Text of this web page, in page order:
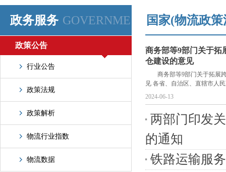
政务服务 GOVERNME
政策公告
行业公告
政策法规
政策解析
物流行业指数
物流数据
国家(物流政
商务部等9部门关于拓
仓建设的意见
商务部等9部门关于拓展
见 各省、自治区、直辖市人
2024-06-13
两部门印发
的通知
铁路运输服